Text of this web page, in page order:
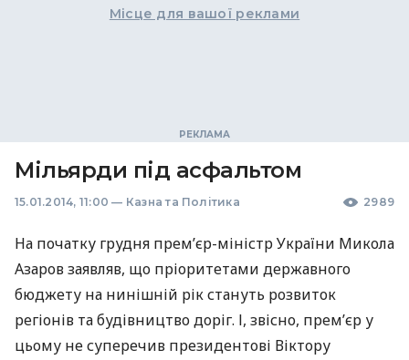
Місце для вашої реклами
Мільярди під асфальтом
15.01.2014, 11:00 — Казна та Політика 2989
На початку грудня прем’єр-міністр України Микола
Азаров заявляв, що пріоритетами державного
бюджету на нинішній рік стануть розвиток
регіонів та будівництво доріг. І, звісно, прем’єр у
цьому не суперечив президентові Віктору